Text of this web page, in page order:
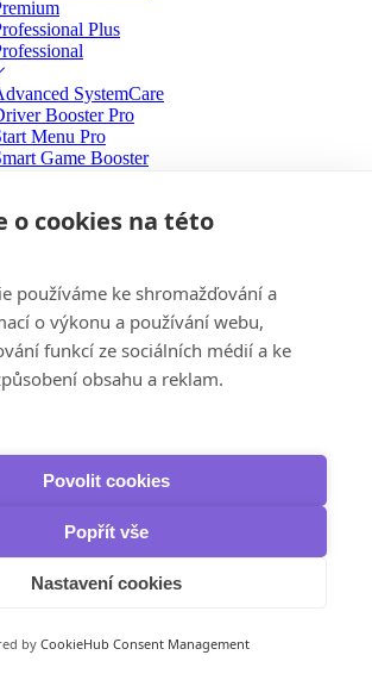
Plus
SystemCare
Booster Pro
Menu Pro
Game Booster
VPN
Pro VPN
Secure VPN
Freedome VPN
Safe Connect VPN
Standard
o cookies na této
používáme ke shromažďování a
o výkonu a používání webu,
funkcí ze sociálních médií a ke
obsahu a reklam.
Povolit cookies
Popřít vše
Nastavení cookies
by CookieHub Consent Management